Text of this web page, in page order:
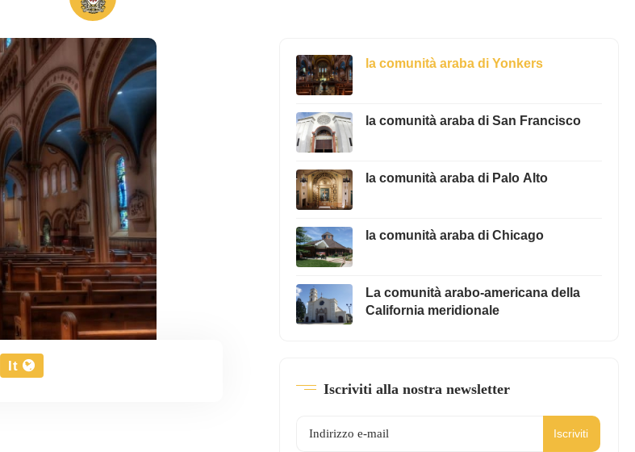
It
la comunità araba di Yonkers
la comunità araba di San Francisco
la comunità araba di Palo Alto
la comunità araba di Chicago
La comunità arabo-americana della
California meridionale
Iscriviti alla nostra newsletter
Iscriviti